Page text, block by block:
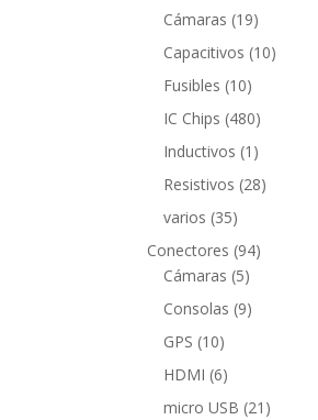
Cámaras 1919
productos
Capacitivos 1010
Fusibles 1010
productos
IC Chips 480480
productos
Inductivos 1 1
producto
Resistivos 2828
varios 3535
productos
Conectores 9494
Cámaras 55
productos
Consolas 99
GPS 1010
productos
HDMI 66
productos
micro USB 21 21